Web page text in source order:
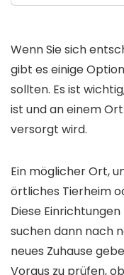
Wenn Sie sich
gibt es einige
sollten. Es ist
ist und an einem
versorgt wird.
Ein möglicher Ort,
örtliches Tierheim
Diese
suchen dann nach
neues Zuhause
Voraus zu prüfen,